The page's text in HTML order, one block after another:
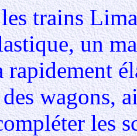
trains
un
rapidement
wagons,
les